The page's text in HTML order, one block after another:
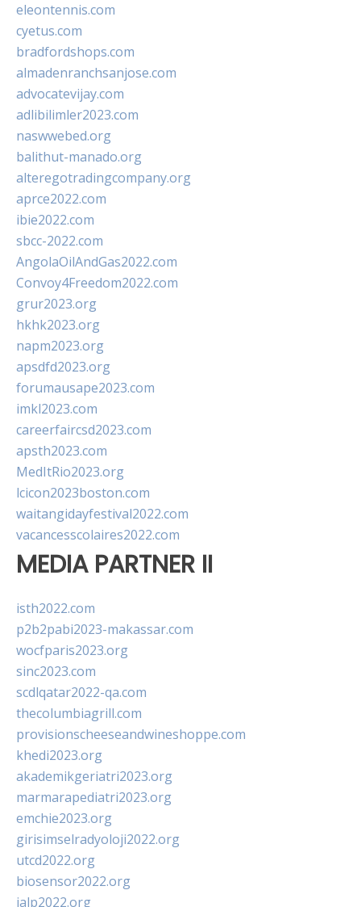
eleontennis.com
cyetus.com
bradfordshops.com
almadenranchsanjose.com
advocatevijay.com
adlibilimler2023.com
naswwebed.org
balithut-manado.org
alteregotradingcompany.org
aprce2022.com
ibie2022.com
sbcc-2022.com
AngolaOilAndGas2022.com
Convoy4Freedom2022.com
grur2023.org
hkhk2023.org
napm2023.org
apsdfd2023.org
forumausape2023.com
imkl2023.com
careerfaircsd2023.com
apsth2023.com
MedItRio2023.org
lcicon2023boston.com
waitangidayfestival2022.com
vacancesscolaires2022.com
MEDIA PARTNER II
isth2022.com
p2b2pabi2023-makassar.com
wocfparis2023.org
sinc2023.com
scdlqatar2022-qa.com
thecolumbiagrill.com
provisionscheeseandwineshoppe.com
khedi2023.org
akademikgeriatri2023.org
marmarapediatri2023.org
emchie2023.org
girisimselradyoloji2022.org
utcd2022.org
biosensor2022.org
ialp2022.org